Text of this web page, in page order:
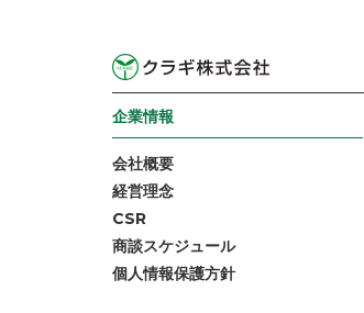
企業情報
会社概要
経営理念
CSR
商談スケジュール
個人情報保護方針